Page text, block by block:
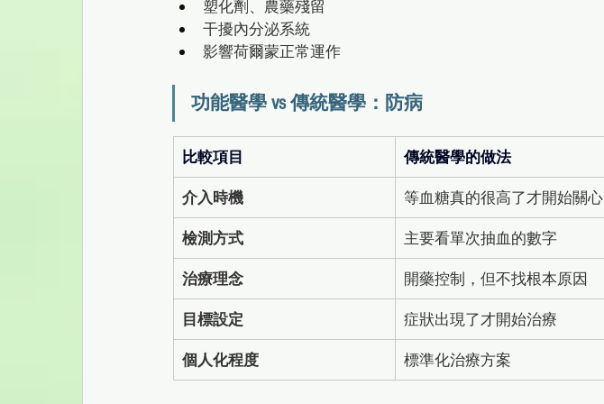
塑化劑、農藥殘留
干擾內分泌系統
影響荷爾蒙正常運作
功能醫學 vs 傳統醫學：防病
比較項目 傳統醫學的做法
介入時機 等血糖真的很高了才開始關心
檢測方式 主要看單次抽血的數字
治療理念 開藥控制，但不找根本原因
目標設定 症狀出現了才開始治療
個人化程度 標準化治療方案